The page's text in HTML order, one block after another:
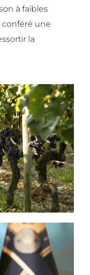
à faibles
conféré une
la